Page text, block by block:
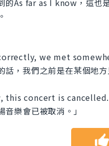
的As far as I know，這也
we met
話，我們之前是在某個地方
this concert is cancelled.
音樂會已被取消。」